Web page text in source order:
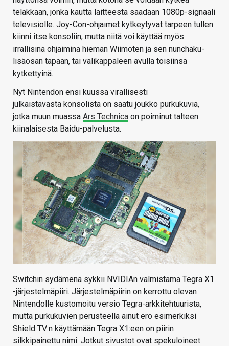
telakkaan, jonka kautta laitteesta saadaan 1080p-signaali
televisiolle. Joy-Con-ohjaimet kytkeytyvät tarpeen tullen
kiinni itse konsoliin, mutta niitä voi käyttää myös
irrallisina ohjaimina hieman Wiimoten ja sen nunchaku-
lisäosan tapaan, tai välikappaleen avulla toisiinsa
kytkettyinä.
Nyt Nintendon ensi kuussa virallisesti
julkaistavasta konsolista on saatu joukko purkukuvia,
jotka muun muassa Ars Technica on poiminut talteen
kiinalaisesta Baidu-palvelusta.
Switchin sydämenä sykkii NVIDIAn valmistama Tegra X1
-järjestelmäpiiri. Järjestelmäpiirin on kerrottu olevan
Nintendolle kustomoitu versio Tegra-arkkitehtuurista,
mutta purkukuvien perusteella ainut ero esimerkiksi
Shield TV:n käyttämään Tegra X1:een on piirin
silkkipainettu nimi. Jotkut sivustot ovat spekuloineet